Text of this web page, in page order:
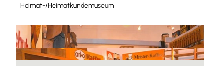
Heimat-/Heimatkundemuseum